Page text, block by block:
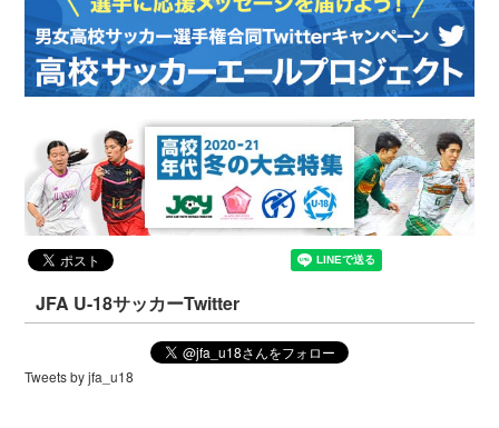
JFA U-18サッカーTwitter
Tweets by jfa_u18